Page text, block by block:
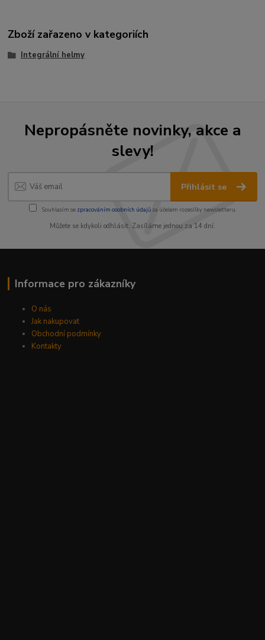
Zboží zařazeno v kategoriích
Integrální helmy
Nepropásněte novinky, akce a
slevy!
Přihlásit se
Souhlasím se zpracováním osobních údajůza účelem rozesílky newsletteru.
Můžete se kdykoli odhlásit. Zasíláme jednou za 14 dní.
Informace pro zákazníky
O nás
Jak nakupovat
Obchodní podmínky
Kontakty